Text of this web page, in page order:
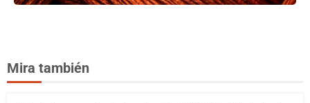
Mira también